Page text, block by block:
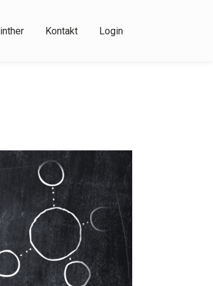
Kontakt Login